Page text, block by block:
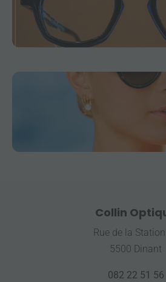
Frederic Beausoleil propose
ne voit pas partout 😊 Des modèles qui ont du
style sans jamais en faire trop ✨ À
1
De la créativité, de la couleur
Margaux séduit par ses
Collin
Rue de la
5500 Dinant
082 22 51 56